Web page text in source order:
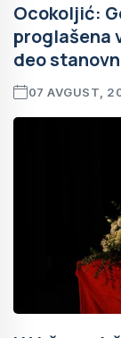
Ocokoljić:
proglašena
deo
07 AVGUST,